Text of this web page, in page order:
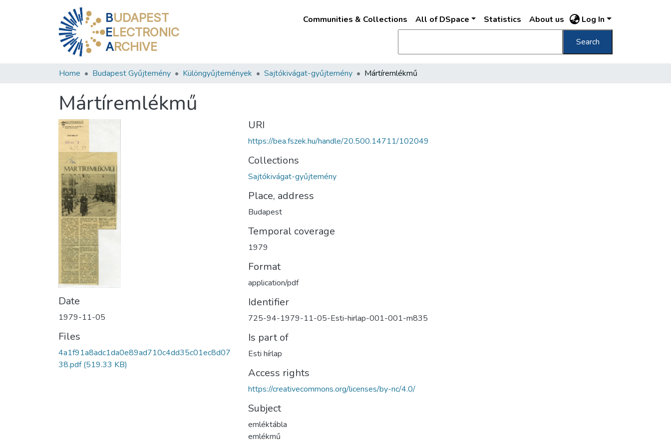
BUDAPEST
ELECTRONIC
ARCHIVE
Communities & Collections All of DSpace Statistics About us Log In
Search
Home Budapest Gyűjtemény Különgyűjtemények Sajtókivágat-gyűjtemény Mártíremlékmű
Mártíremlékmű
Date
1979-11-05
Files
4a1f91a8adc1da0e89ad710c4dd35c01ec8d07
38.pdf(519.33 KB)
URI
https://bea.fszek.hu/handle/20.500.14711/102049
Collections
Sajtókivágat-gyűjtemény
Place, address
Budapest
Temporal coverage
1979
Format
application/pdf
Identifier
725-94-1979-11-05-Esti-hirlap-001-001-m835
Is part of
Esti hírlap
Access rights
https://creativecommons.org/licenses/by-nc/4.0/
Subject
emléktábla
emlékmű